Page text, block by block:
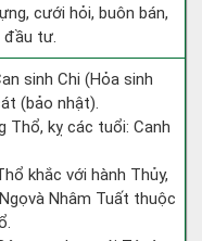
cưới hỏi, buôn bán,
đầu tư.
sinh Chi (Hỏa sinh
(bảo nhật).
Thổ, kỵ các tuổi: Canh
khắc với hành Thủy,
Nhâm Tuất thuộc